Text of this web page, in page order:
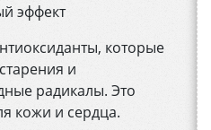
эффект
которые
и
радикалы. Это
кожи и сердца.